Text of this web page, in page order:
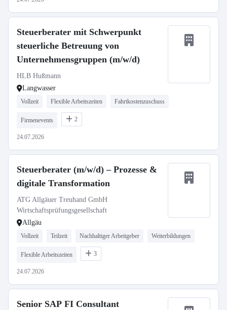
Steuerberater mit Schwerpunkt
steuerliche Betreuung von
Unternehmensgruppen (m/w/d)
HLB Hußmann
Langwasser
Vollzeit Flexible Arbeitszeiten Fahrtkostenzuschuss
Firmenevents 2
24.07.2026
Steuerberater (m/w/d) – Prozesse &
digitale Transformation
ATG Allgäuer Treuhand GmbH
Wirtschaftsprüfungsgesellschaft
Allgäu
Vollzeit Teilzeit Nachhaltiger Arbeitgeber Weiterbildungen
Flexible Arbeitszeiten 3
24.07.2026
Senior SAP FI Consultant